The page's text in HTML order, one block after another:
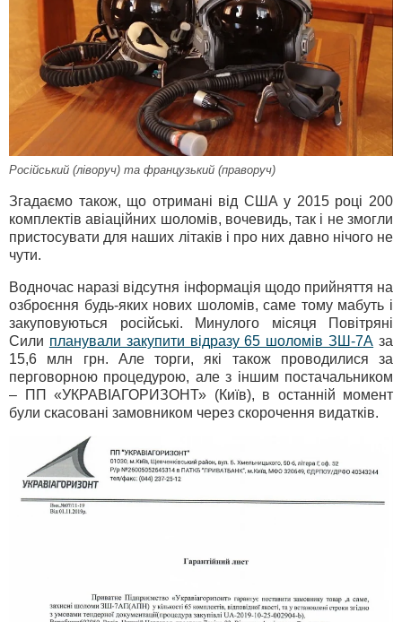
Російський (ліворуч) та французький (праворуч)
Згадаємо також, що отримані від США у 2015 році 200
комплектів авіаційних шоломів, вочевидь, так і не змогли
пристосувати для наших літаків і про них давно нічого не
чути.
Водночас наразі відсутня інформація щодо прийняття на
озброєння будь-яких нових шоломів, саме тому мабуть і
закуповуються російські. Минулого місяця Повітряні
Сили планували закупити відразу 65 шоломів ЗШ-7А за
15,6 млн грн. Але торги, які також проводилися за
перговорною процедурою, але з іншим постачальником
– ПП «УКРАВІАГОРИЗОНТ» (Київ), в останній момент
були скасовані замовником через скорочення видатків.